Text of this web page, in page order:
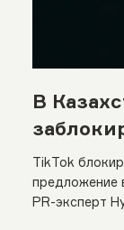
В
TikTok
предложение
PR-эксперт